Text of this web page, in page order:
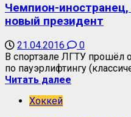
Чемпион-
новый президент
21.04.2016
0
В спортзале ЛГТУ прошёл
по пауэрлифтингу
Читать далее
Хоккей